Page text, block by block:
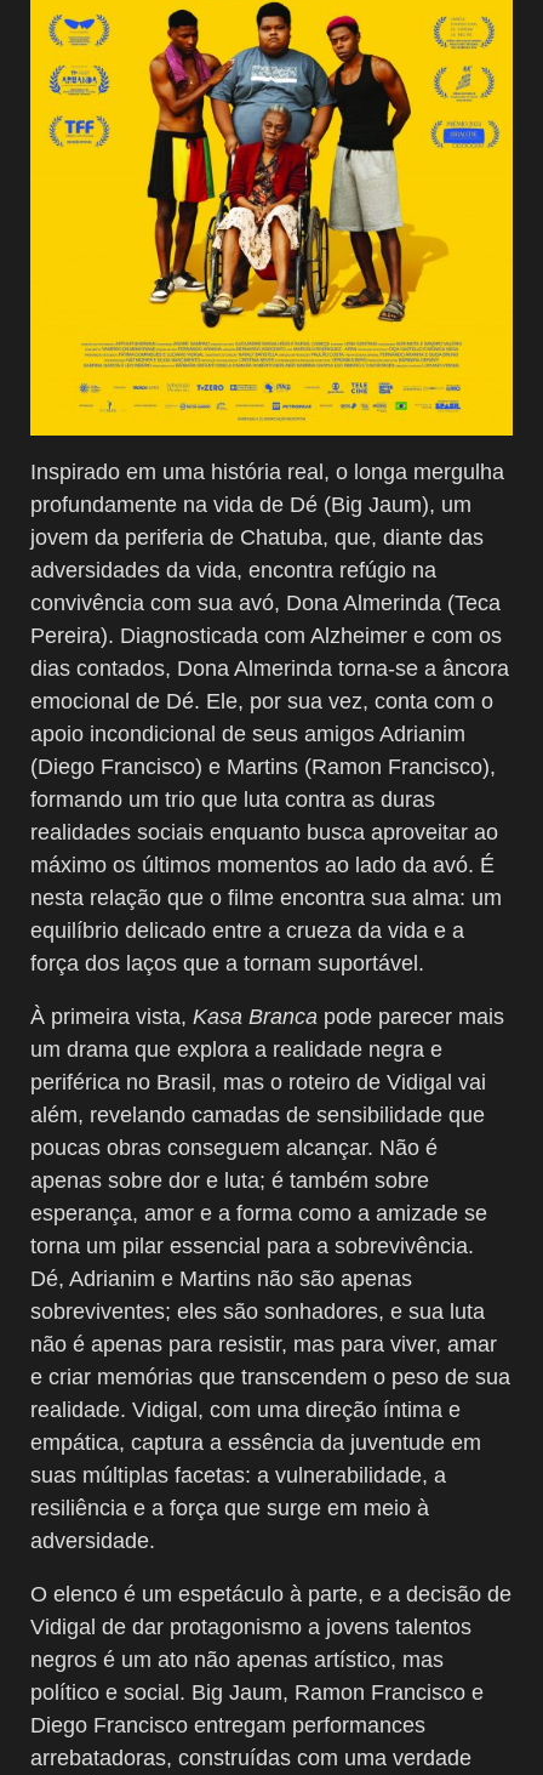
Inspirado em uma história real, o longa mergulha
profundamente na vida de Dé (Big Jaum), um
jovem da periferia de Chatuba, que, diante das
adversidades da vida, encontra refúgio na
convivência com sua avó, Dona Almerinda (Teca
Pereira). Diagnosticada com Alzheimer e com os
dias contados, Dona Almerinda torna-se a âncora
emocional de Dé. Ele, por sua vez, conta com o
apoio incondicional de seus amigos Adrianim
(Diego Francisco) e Martins (Ramon Francisco),
formando um trio que luta contra as duras
realidades sociais enquanto busca aproveitar ao
máximo os últimos momentos ao lado da avó. É
nesta relação que o filme encontra sua alma: um
equilíbrio delicado entre a crueza da vida e a
força dos laços que a tornam suportável.
À primeira vista, Kasa Branca pode parecer mais
um drama que explora a realidade negra e
periférica no Brasil, mas o roteiro de Vidigal vai
além, revelando camadas de sensibilidade que
poucas obras conseguem alcançar. Não é
apenas sobre dor e luta; é também sobre
esperança, amor e a forma como a amizade se
torna um pilar essencial para a sobrevivência.
Dé, Adrianim e Martins não são apenas
sobreviventes; eles são sonhadores, e sua luta
não é apenas para resistir, mas para viver, amar
e criar memórias que transcendem o peso de sua
realidade. Vidigal, com uma direção íntima e
empática, captura a essência da juventude em
suas múltiplas facetas: a vulnerabilidade, a
resiliência e a força que surge em meio à
adversidade.
O elenco é um espetáculo à parte, e a decisão de
Vidigal de dar protagonismo a jovens talentos
negros é um ato não apenas artístico, mas
político e social. Big Jaum, Ramon Francisco e
Diego Francisco entregam performances
arrebatadoras, construídas com uma verdade